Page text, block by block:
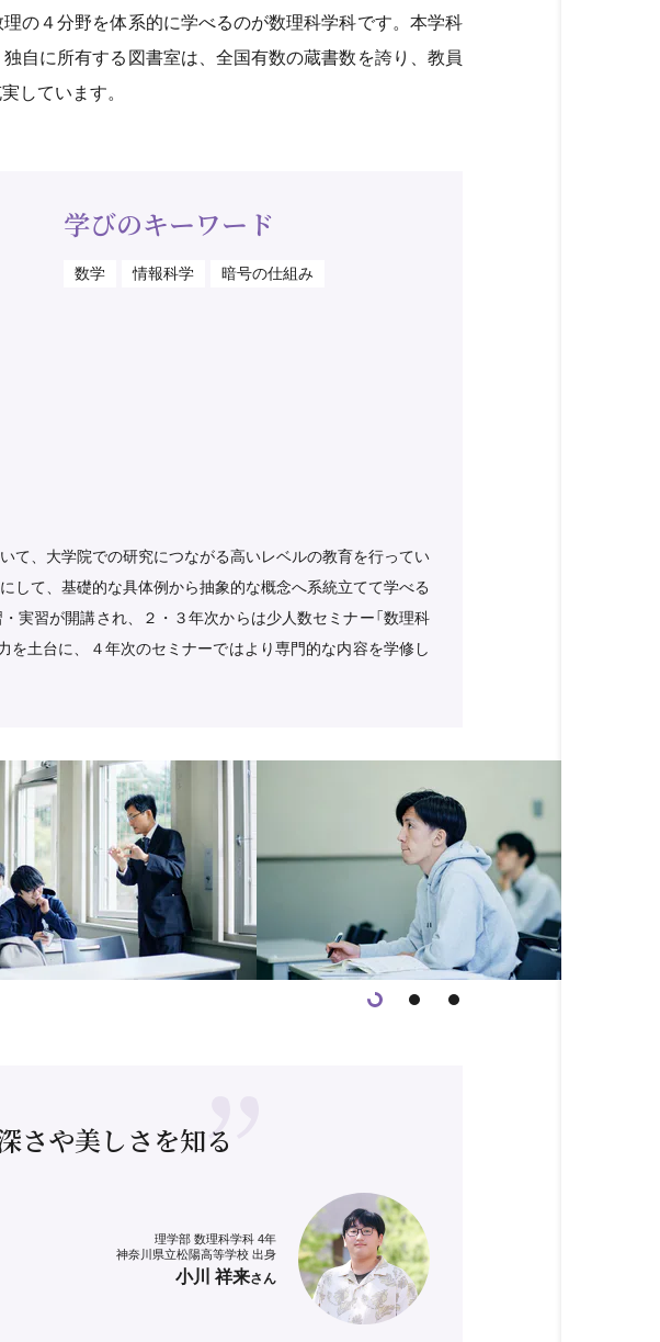
の４分野を体系的に学べるのが数理科学科です。本学科
自に所有する図書室は、全国有数の蔵書数を誇り、教員
しています。
学びのキーワード
数学 情報科学 暗号の仕組み
て、大学院での研究につながる高いレベルの教育を行ってい
して、基礎的な具体例から抽象的な概念へ系統立てて学べる
実習が開講され、２・３年次からは少人数セミナー「数理科
を土台に、４年次のセミナーではより専門的な内容を学修し
さや美しさを知る
理学部 数理科学科 4年
神奈川県立松陽高等学校 出身
小川 祥来さん